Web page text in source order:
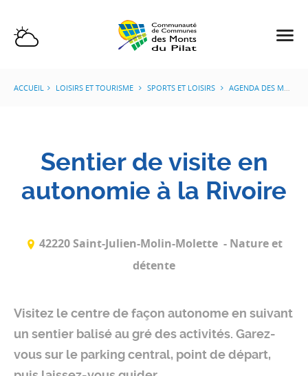
ACCUEIL LOISIRS ET TOURISME SPORTS ET LOISIRS AGENDA DES MANIFESTATIONS
Sentier de visite en
autonomie à la Rivoire
42220 Saint-Julien-Molin-Molette - Nature et
détente
Visitez le centre de façon autonome en suivant
un sentier balisé au gré des activités. Garez-
vous sur le parking central, point de départ,